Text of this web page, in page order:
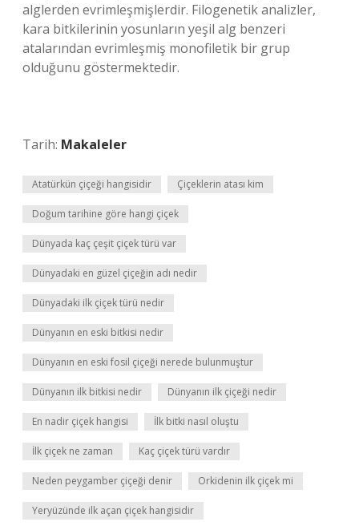
alglerden evrimleşmişlerdir. Filogenetik analizler,
kara bitkilerinin yosunların yeşil alg benzeri
atalarından evrimleşmiş monofiletik bir grup
olduğunu göstermektedir.
Tarih: Makaleler
Atatürkün çiçeği hangisidir Çiçeklerin atası kim
Doğum tarihine göre hangi çiçek
Dünyada kaç çeşit çiçek türü var
Dünyadaki en güzel çiçeğin adı nedir
Dünyadaki ilk çiçek türü nedir
Dünyanın en eski bitkisi nedir
Dünyanın en eski fosil çiçeği nerede bulunmuştur
Dünyanın ilk bitkisi nedir Dünyanın ilk çiçeği nedir
En nadir çiçek hangisi İlk bitki nasıl oluştu
İlk çiçek ne zaman Kaç çiçek türü vardır
Neden peygamber çiçeği denir Orkidenin ilk çiçek mi
Yeryüzünde ilk açan çiçek hangisidir